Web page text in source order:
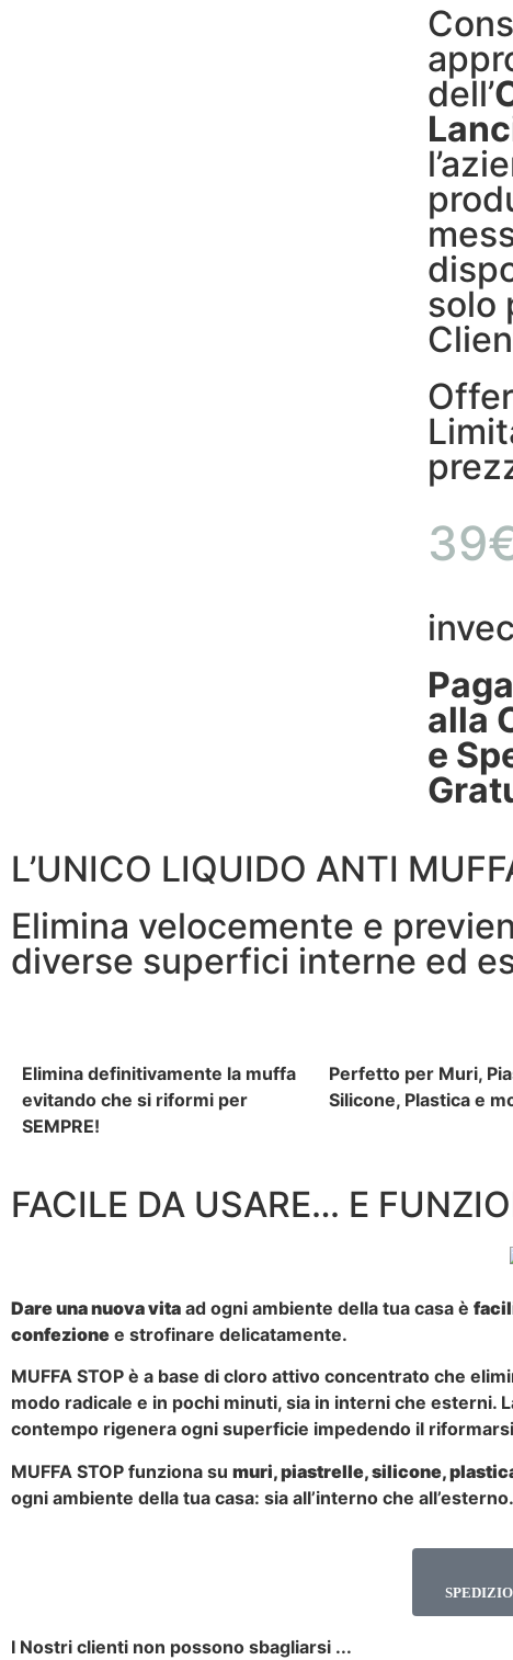
dell’
solo
alla
e
L’UNICO LIQUIDO ANTI
Elimina velocemente e
diverse superfici interne ed
Elimina definitivamente la muffa
evitando che si riformi per
SEMPRE!
Perfetto per Muri,
Silicone, Plastica e
FACILE DA USARE… E
Dare una nuova vita ad ogni ambiente della tua casa è
confezione e strofinare delicatamente.
MUFFA STOP è a base di cloro attivo concentrato che
modo radicale e in pochi minuti, sia in interni che esterni.
contempo rigenera ogni superficie impedendo il
MUFFA STOP funziona su muri, piastrelle, silicone,
ogni ambiente della tua casa: sia all’interno che all’esterno.
I Nostri clienti non possono sbagliarsi ...